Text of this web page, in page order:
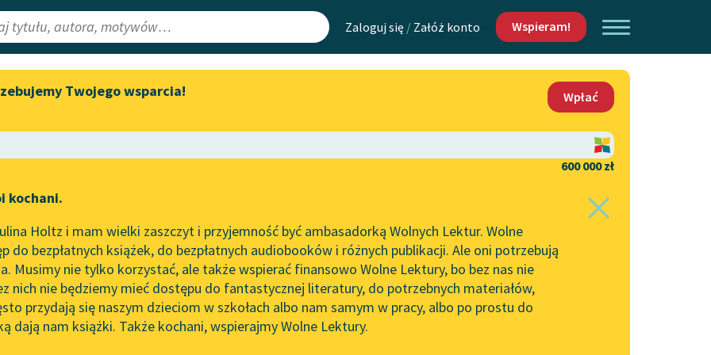
Zaloguj się / Załóż konto Wspieram!
Lektury
redakcyjne
Aktualności
Spotkanie z Katarzyną Tunkiel
do słuchania na Wolnych
Lekturach
Nowy audiobook – „Marzenie
o Oriencie” Sophie Elkan
Kolekcja Nadwyraz.com x
Wolne Lektury – idealna na
Mapa Wolnych Lektur
Leśmianator
API
OAI-PMH
Widget Wolnych Lektur
Kontakt
O projekcie
Zasady wykorzystania
Wolnych Lektur
Logotypy
Materiały promocyjne
Twojego wsparcia!
Wpłać
600 000 zł
kochani.
Holtz i mam wielki zaszczyt i przyjemność być ambasadorką Wolnych Lektur. Wolne
do bezpłatnych książek, do bezpłatnych audiobooków i różnych publikacji. Ale oni potrzebują
Musimy nie tylko korzystać, ale także wspierać finansowo Wolne Lektury, bo bez nas nie
nich nie będziemy mieć dostępu do fantastycznej literatury, do potrzebnych materiałów,
przydają się naszym dzieciom w szkołach albo nam samym w pracy, albo po prostu do
dają nam książki. Także kochani, wspierajmy Wolne Lektury.
międzywojenne✖